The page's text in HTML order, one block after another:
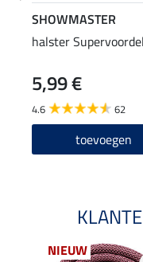
SHOWMASTER
halster
5,99 €
4.6 62
toevoegen
NIEUW